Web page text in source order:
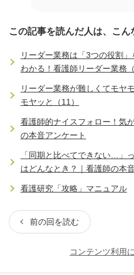
この記事を読んだ人は、こ
リーダー業務は「3つの役割
わかる！看護師リーダー業務（
リーダー業務が難しくてモヤ
モヤッと（11）
看護師的ナイスフォロー！気
の本音アンケート
「同期と比べてできない…」
はどんなとき？｜看護師の本
看護研究「攻略」マニュアル
前の回を読む
コンテンツ利用